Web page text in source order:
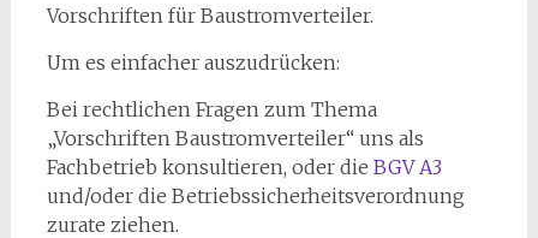
Vorschriften für Baustromverteiler.
Um es einfacher auszudrücken:
Bei rechtlichen Fragen zum Thema
„Vorschriften Baustromverteiler“ uns als
Fachbetrieb konsultieren, oder die BGV A3
und/oder die Betriebssicherheitsverordnung
zurate ziehen.